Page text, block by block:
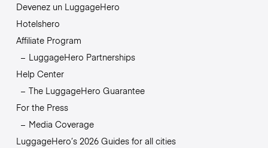
Devenez un LuggageHero
Hotelshero
Affiliate Program
LuggageHero Partnerships
Help Center
The LuggageHero Guarantee
For the Press
Media Coverage
LuggageHero’s 2026 Guides for all cities